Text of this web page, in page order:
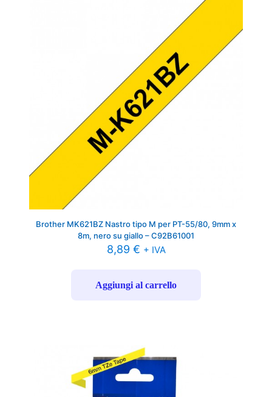
Brother MK621BZ Nastro tipo M per PT-55/80, 9mm x
8m, nero su giallo – C92B61001
8,89 € + IVA
Aggiungi al carrello